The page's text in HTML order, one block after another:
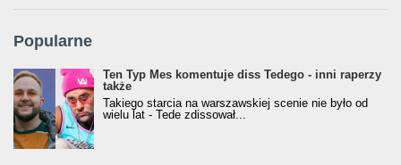
Popularne
Ten Typ Mes komentuje diss Tedego - inni raperzy
także
Takiego starcia na warszawskiej scenie nie było od
wielu lat - Tede zdissował...